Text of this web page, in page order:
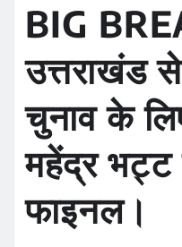
BIG
उत्तराखंड
चुनाव के
महेंद्र भट्ट
फाइनल।